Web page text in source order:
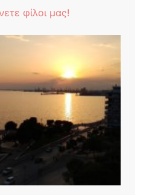
φίλοι μας!